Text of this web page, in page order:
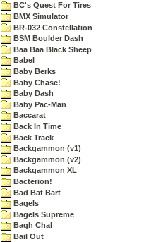
BC's Quest For Tires
BMX Simulator
BR-032 Constellation
BSM Boulder Dash
Baa Baa Black Sheep
Babel
Baby Berks
Baby Chase!
Baby Dash
Baby Pac-Man
Baccarat
Back In Time
Back Track
Backgammon (v1)
Backgammon (v2)
Backgammon XL
Bacterion!
Bad Bat Bart
Bagels
Bagels Supreme
Bagh Chal
Bail Out